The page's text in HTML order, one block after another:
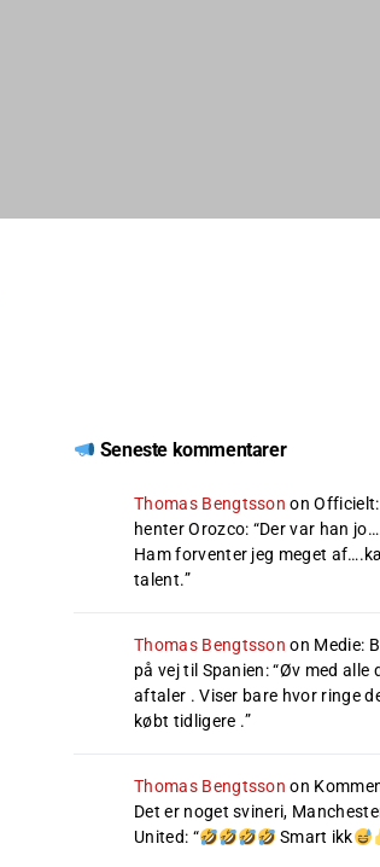
Seneste kommentarer
Thomas Bengtsson on
henter Orozco: “Der var han
Ham forventer jeg meget
talent.”
Thomas Bengtsson on Medie:
på vej til Spanien: “Øv med alle
aftaler . Viser bare hvor ringe
købt tidligere .”
Thomas Bengtsson on
Det er noget svineri,
United: “ Smart ikk